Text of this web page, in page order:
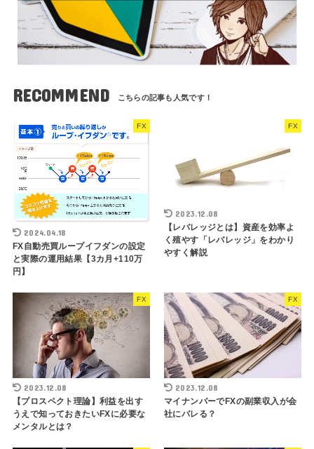
RECOMMEND
FX
2024.04.18
FX自動売買ループイフダンの設定
と実際の運用結果【3カ月+110万
円】
FX
2023.12.08
【レバレッジとは】資産を効率よ
く殖やす「レバレッジ」をわかり
やすく解説
FX
2023.12.08
【プロスペクト理論】利益を出す
うえで知っておきたいFXに必要な
メンタルとは？
FX
2023.12.08
マイナンバーでFXの副業収入が会
社にバレる？